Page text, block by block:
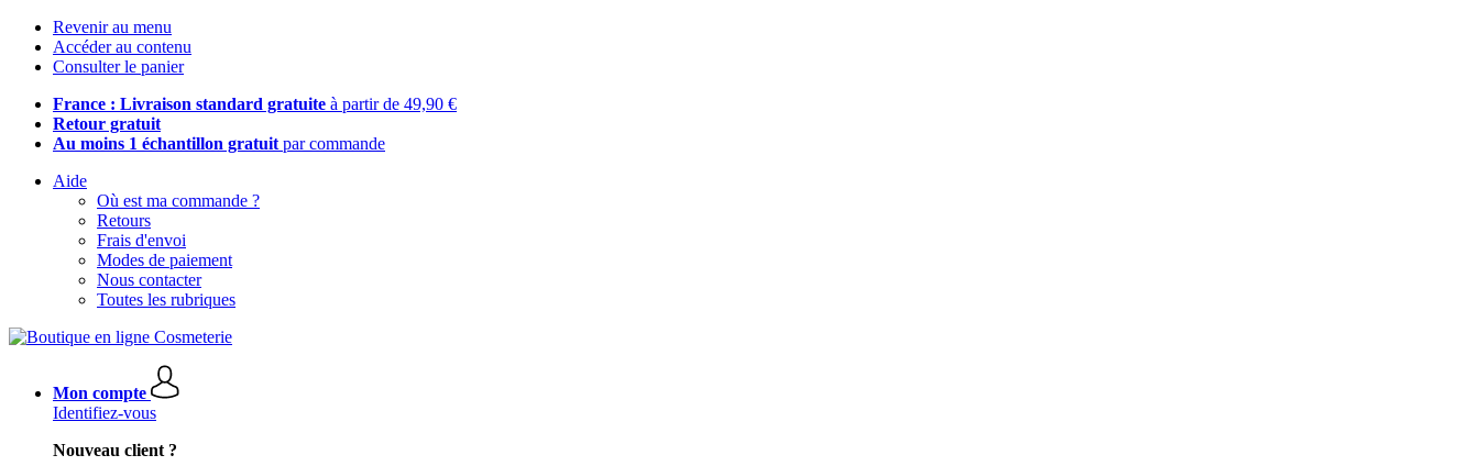
Revenir au menu
Accéder au contenu
Consulter le panier
France : Livraison standard gratuite à partir de 49,90 €
Retour gratuit
Au moins 1 échantillon gratuit par commande
Aide
Où est ma commande ?
Retours
Frais d'envoi
Modes de paiement
Nous contacter
Toutes les rubriques
Mon compte
Identifiez-vous
Nouveau client ?